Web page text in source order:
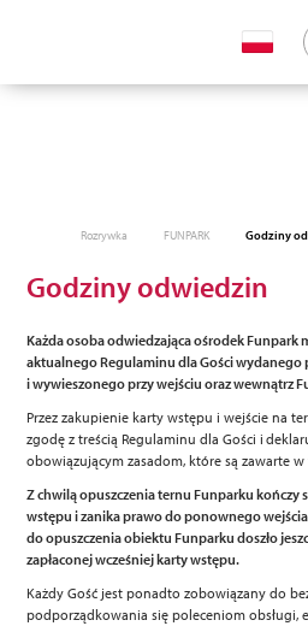
Rozrywka FUNPARK Godziny
Godziny odwiedzin
Każda osoba odwiedzająca ośrodek Funpark
aktualnego Regulaminu dla Gości wydanego
i wywieszonego przy wejściu oraz wewnątrz
Przez zakupienie karty wstępu i wejście na
zgodę z treścią Regulaminu dla Gości i
obowiązującym zasadom, które są zawarte
Z chwilą opuszczenia ternu Funparku kończy
wstępu i zanika prawo do ponownego
do opuszczenia obiektu Funparku doszło
zapłaconej wcześniej karty wstępu.
Każdy Gość jest ponadto zobowiązany do
podporządkowania się poleceniom obsługi,